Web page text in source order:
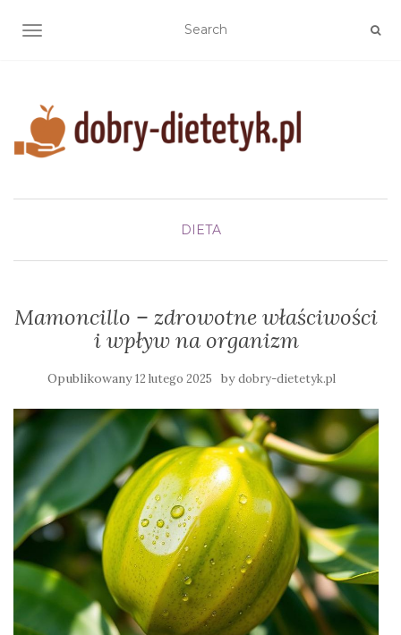
TOGGLE NAVIGATION
DIETA
Mamoncillo – zdrowotne właściwości
i wpływ na organizm
Opublikowany12 lutego 2025 bydobry-dietetyk.pl